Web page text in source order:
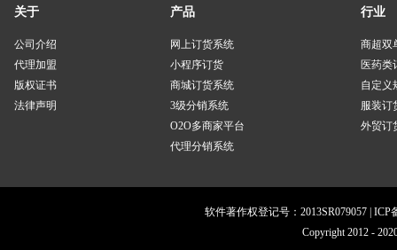
关于
公司介绍
代理加盟
版权证书
法律声明
产品
网上订货系统
小程序订货
商城订货系统
3级分销系统
O2O多商家平台
代理分销系统
行业
商超双
医药类
自定义
服装订
外贸订
软件著作权登记号：2013SR079057 | ICP
Copyright 2012 -